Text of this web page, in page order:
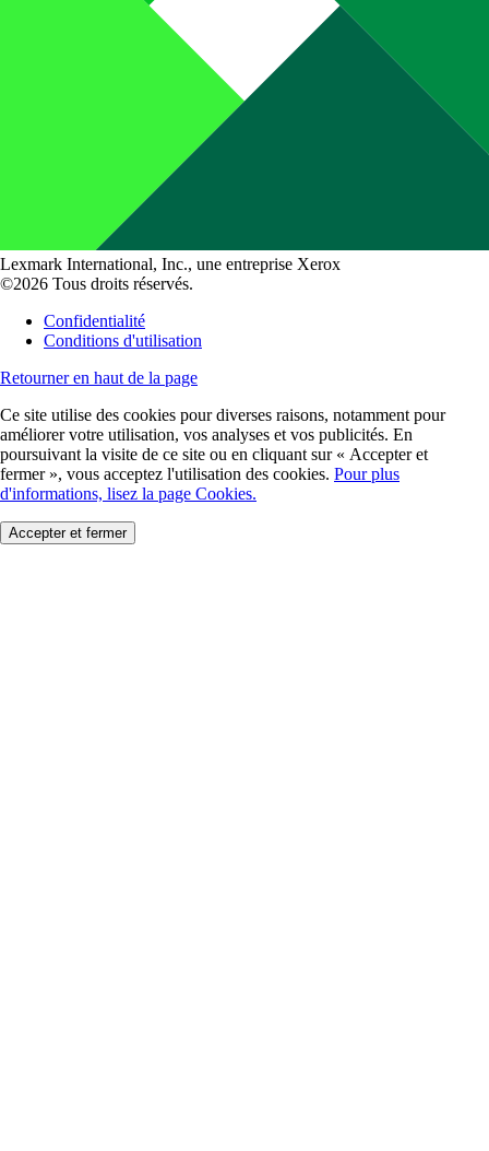
Lexmark International, Inc., une entreprise Xerox
©2026 Tous droits réservés.
Confidentialité
Conditions d'utilisation
Retourner en haut de la page
Ce site utilise des cookies pour diverses raisons, notamment pour
améliorer votre utilisation, vos analyses et vos publicités. En
poursuivant la visite de ce site ou en cliquant sur « Accepter et
fermer », vous acceptez l'utilisation des cookies. Pour plus
d'informations, lisez la page Cookies.
Accepter et fermer